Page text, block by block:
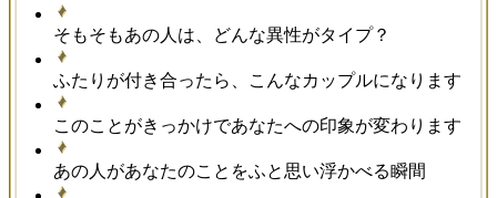
そもそもあの人は、どんな異性がタイプ？
ふたりが付き合ったら、こんなカップルになります
このことがきっかけであなたへの印象が変わります
あの人があなたのことをふと思い浮かべる瞬間